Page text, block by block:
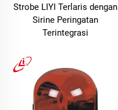
Strobe LIYI Terlaris dengan
Sirine Peringatan
Terintegrasi